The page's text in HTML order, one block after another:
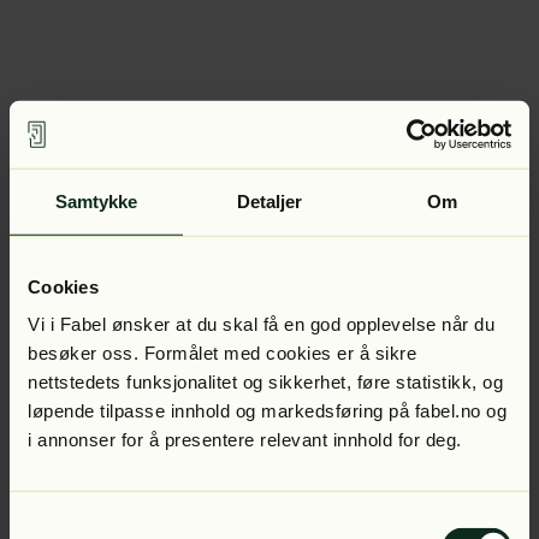
Samtykke Detaljer Om
Cookies
Vi i Fabel ønsker at du skal få en god opplevelse når du
besøker oss. Formålet med cookies er å sikre
nettstedets funksjonalitet og sikkerhet, føre statistikk, og
løpende tilpasse innhold og markedsføring på fabel.no og
i annonser for å presentere relevant innhold for deg.